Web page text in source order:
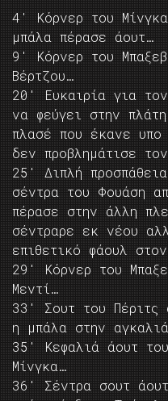
4′ Κόρνερ του
μπάλα πέρασε άουτ…
9′ Κόρνερ του
Βέρτζου…
20′ Ευκαιρία για
να φεύγει στην
πλασέ που έκανε υπο
δεν προβλημάτισε
25′ Διπλή
σέντρα του Φουάση
πέρασε στην άλλη
σέντραρε εκ νέου
επιθετικό φάουλ
29′ Κόρνερ του
Μεντί…
33′ Σουτ του Πέριτς
η μπάλα στην
35′ Κεφαλιά άουτ
Μίνγκα…
36′ Σέντρα σουτ